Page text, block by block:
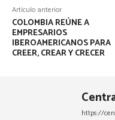
Artículo anterior
COLOMBIA REÚNE A
EMPRESARIOS
IBEROAMERICANOS PARA
CREER, CREAR Y CRECER
https://